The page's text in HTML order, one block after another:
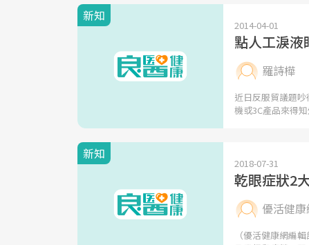
新知
2014-04-01
點人工淚液
羅詩樺
近日反服貿議題
機或3C產品來得
新知
2018-07-31
乾眼症狀2
優活健
（優活健康網編